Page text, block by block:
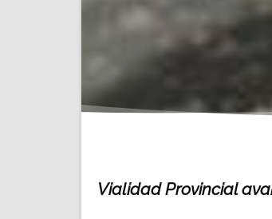
Vialidad Provincial